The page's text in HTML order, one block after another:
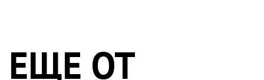
ЕЩЕ ОТ